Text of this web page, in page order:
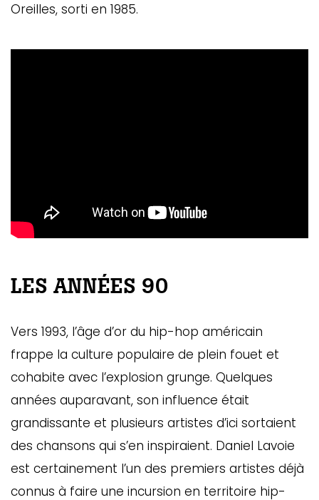
Oreilles, sorti en 1985.
LES ANNÉES 90
Vers 1993, l’âge d’or du hip-hop américain
frappe la culture populaire de plein fouet et
cohabite avec l’explosion grunge. Quelques
années auparavant, son influence était
grandissante et plusieurs artistes d’ici sortaient
des chansons qui s’en inspiraient. Daniel Lavoie
est certainement l’un des premiers artistes déjà
connus à faire une incursion en territoire hip-